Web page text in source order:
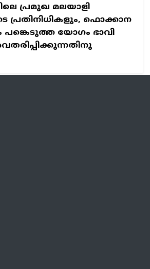
പ്രമുഖ മലയാളി
ഫൊക്കാന
പങ്കെടുത്ത യോഗം ഭാവി